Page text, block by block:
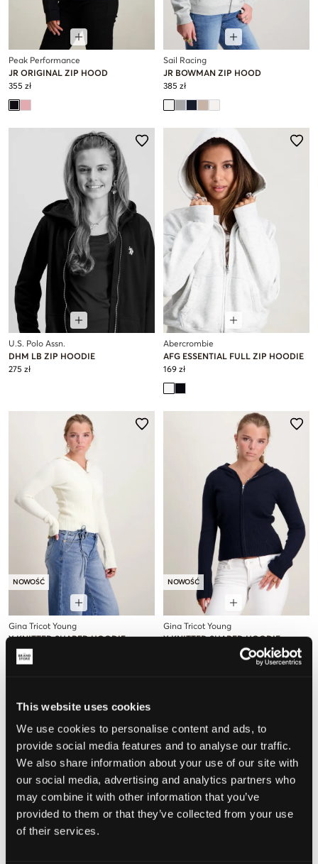
This website uses cookies
We use cookies to personalise content and ads, to
provide social media features and to analyse our traffic.
We also share information about your use of our site with
our social media, advertising and analytics partners who
may combine it with other information that you’ve
provided to them or that they’ve collected from your use
of their services.
Peak Performance
JR ORIGINAL ZIP HOOD
355 zł
Sail Racing
JR BOWMAN ZIP HOOD
385 zł
U.S. Polo Assn.
DHM LB ZIP HOODIE
275 zł
Abercrombie
AFG ESSENTIAL FULL ZIP HOODIE
169 zł
NOWOŚĆ
Gina Tricot Young
Y KNITTED SHAPED HOODIE
119 zł
NOWOŚĆ
Gina Tricot Young
Y KNITTED SHAPED HOODIE